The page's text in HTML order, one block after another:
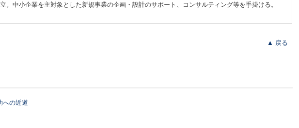
中小企業を主対象とした新規事業の企画・設計のサポート、コンサルティング等を手掛ける。
▲ 戻る